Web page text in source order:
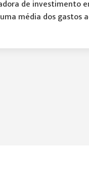
de investimento
média dos gastos